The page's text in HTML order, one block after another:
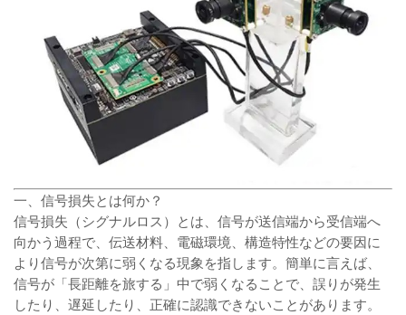
一、信号損失とは何か？
信号損失（シグナルロス）とは、信号が送信端から受信端へ
向かう過程で、伝送材料、電磁環境、構造特性などの要因に
より信号が次第に弱くなる現象を指します。簡単に言えば、
信号が「長距離を旅する」中で弱くなることで、誤りが発生
したり、遅延したり、正確に認識できないことがあります。